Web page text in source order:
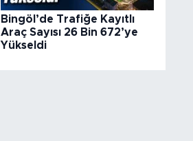
Bingöl’de Trafiğe Kayıtlı
Araç Sayısı 26 Bin 672’ye
Yükseldi